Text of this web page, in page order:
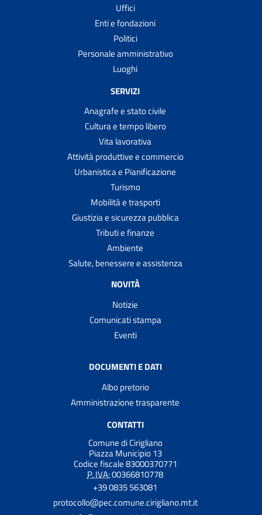
Uffici
Enti e fondazioni
Politici
Personale amministrativo
Luoghi
SERVIZI
Anagrafe e stato civile
Cultura e tempo libero
Vita lavorativa
Attività produttive e commercio
Urbanistica e Pianificazione
Turismo
Mobilità e trasporti
Giustizia e sicurezza pubblica
Tributi e finanze
Ambiente
Salute, benessere e assistenza
NOVITÀ
Notizie
Comunicati stampa
Eventi
DOCUMENTI E DATI
Albo pretorio
Amministrazione trasparente
CONTATTI
Comune di Cirigliano
Piazza Municipio 13
Codice fiscale 83000370771
P. IVA:00366810778
+39 0835 563081
protocollo@pec.comune.cirigliano.mt.it